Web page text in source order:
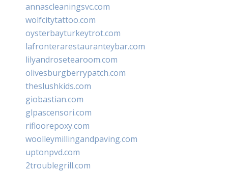
annascleaningsvc.com
wolfcitytattoo.com
oysterbayturkeytrot.com
lafronterarestauranteybar.com
lilyandrosetearoom.com
olivesburgberrypatch.com
theslushkids.com
giobastian.com
glpascensori.com
rifloorepoxy.com
woolleymillingandpaving.com
uptonpvd.com
2troublegrill.com